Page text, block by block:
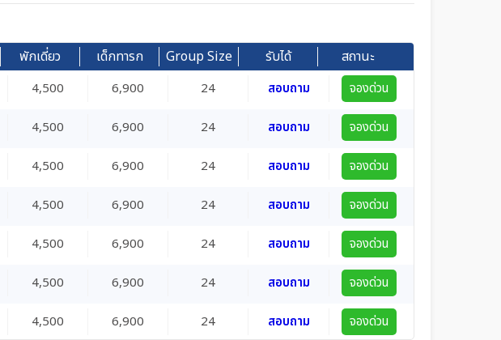
พักเดี่ยว เด็กทารก Group Size รับได้ สถานะ
4,500 6,900 24 สอบถาม จองด่วน
4,500 6,900 24 สอบถาม จองด่วน
4,500 6,900 24 สอบถาม จองด่วน
4,500 6,900 24 สอบถาม จองด่วน
4,500 6,900 24 สอบถาม จองด่วน
4,500 6,900 24 สอบถาม จองด่วน
4,500 6,900 24 สอบถาม จองด่วน